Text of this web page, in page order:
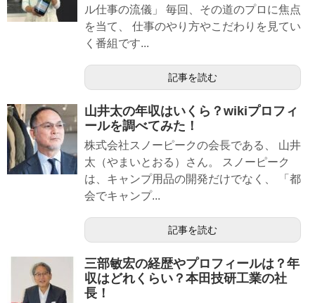
ル仕事の流儀」 毎回、その道のプロに焦点
を当て、 仕事のやり方やこだわりを見てい
く番組です...
記事を読む
山井太の年収はいくら？wikiプロフィ
ールを調べてみた！
株式会社スノーピークの会長である、 山井
太（やまいとおる）さん。 スノーピーク
は、キャンプ用品の開発だけでなく、 「都
会でキャンプ...
記事を読む
三部敏宏の経歴やプロフィールは？年
収はどれくらい？本田技研工業の社
長！